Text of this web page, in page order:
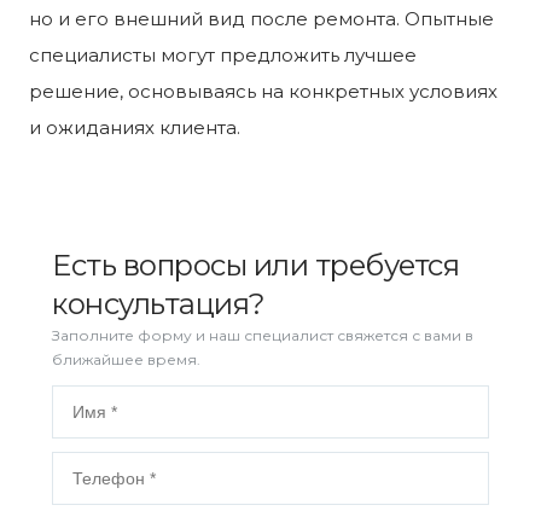
но и его внешний вид после ремонта. Опытные
специалисты могут предложить лучшее
решение, основываясь на конкретных условиях
и ожиданиях клиента.
Есть вопросы или требуется
консультация?
Заполните форму и наш специалист свяжется с вами в
ближайшее время.